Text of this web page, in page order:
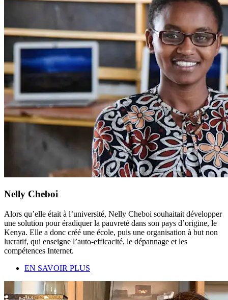
Nelly Cheboi
Alors qu’elle était à l’université, Nelly Cheboi souhaitait développer
une solution pour éradiquer la pauvreté dans son pays d’origine, le
Kenya. Elle a donc créé une école, puis une organisation à but non
lucratif, qui enseigne l’auto-efficacité, le dépannage et les
compétences Internet.
EN SAVOIR PLUS